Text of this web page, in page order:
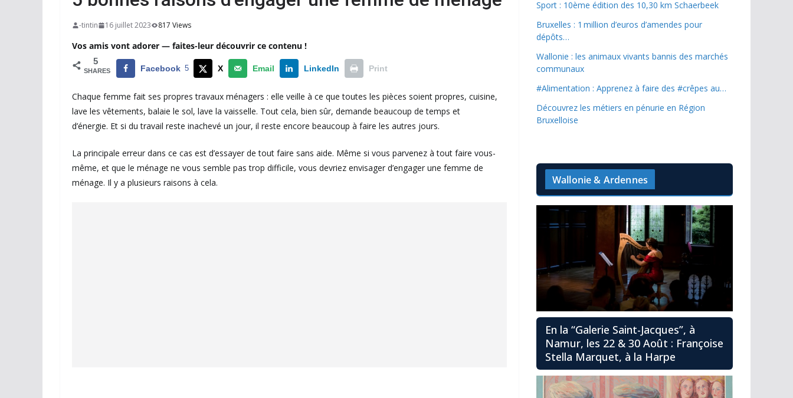
-tintin 16 juillet 2023 817 Views
Vos amis vont adorer — faites-leur découvrir ce contenu !
5
SHARES Facebook 5 X Email LinkedIn Print
Chaque femme fait ses propres travaux ménagers : elle veille à ce que toutes les pièces soient propres, cuisine,
lave les vêtements, balaie le sol, lave la vaisselle. Tout cela, bien sûr, demande beaucoup de temps et
d’énergie. Et si du travail reste inachevé un jour, il reste encore beaucoup à faire les autres jours.
La principale erreur dans ce cas est d’essayer de tout faire sans aide. Même si vous parvenez à tout faire vous-
même, et que le ménage ne vous semble pas trop difficile, vous devriez envisager d’engager une femme de
ménage. Il y a plusieurs raisons à cela.
Sport : 10ème édition des 10,30 km Schaerbeek
Bruxelles : 1 million d’euros d’amendes pour
dépôts…
Wallonie : les animaux vivants bannis des marchés
communaux
#Alimentation : Apprenez à faire des #crêpes au…
Découvrez les métiers en pénurie en Région
Bruxelloise
Wallonie & Ardennes
En la “Galerie Saint-Jacques”, à
Namur, les 22 & 30 Août : Françoise
Stella Marquet, à la Harpe